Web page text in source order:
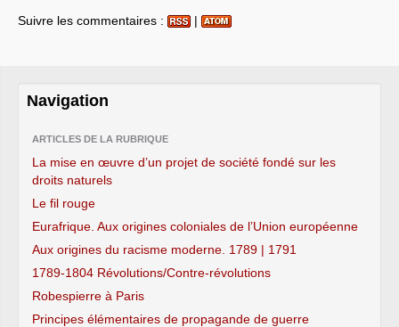
Suivre les commentaires : |
Navigation
ARTICLES DE LA RUBRIQUE
La mise en œuvre d’un projet de société fondé sur les
droits naturels
Le fil rouge
Eurafrique. Aux origines coloniales de l’Union européenne
Aux origines du racisme moderne. 1789 | 1791
1789-1804 Révolutions/Contre-révolutions
Robespierre à Paris
Principes élémentaires de propagande de guerre